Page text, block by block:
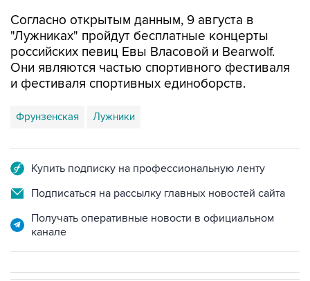
Согласно открытым данным, 9 августа в
"Лужниках" пройдут бесплатные концерты
российских певиц Евы Власовой и Bearwolf.
Они являются частью спортивного фестиваля
и фестиваля спортивных единоборств.
Фрунзенская Лужники
Купить подписку на профессиональную ленту
Подписаться на рассылку главных новостей сайта
Получать оперативные новости в официальном
канале